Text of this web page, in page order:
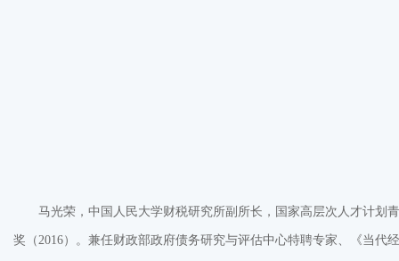
马光荣，中国人民大学财税研究所副所长，国家高层次人才计划
奖（2016）。兼任财政部政府债务研究与评估中心特聘专家、《当代